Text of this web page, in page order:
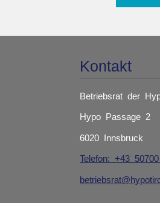
Kontakt
Betriebsrat der
Hypo Passage 2
6020 Innsbruck
Telefon: +43